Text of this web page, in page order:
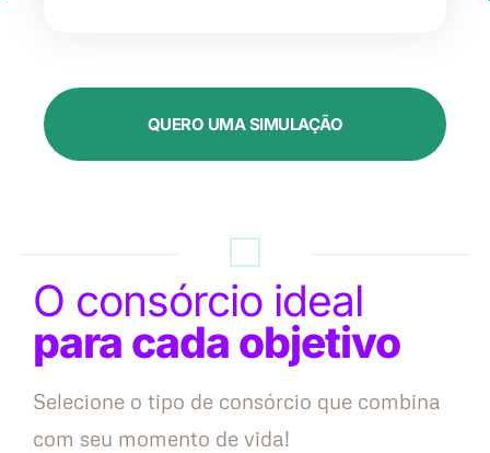
QUERO UMA SIMULAÇÃO
O consórcio ideal
para cada objetivo
Selecione o tipo de consórcio que combina
com seu momento de vida!